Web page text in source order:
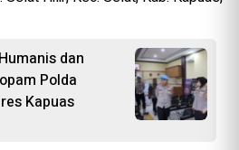
dan
Polda
Kapuas